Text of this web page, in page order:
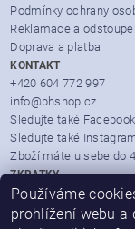
Podmínky ochrany
Reklamace a
Doprava a platba
KONTAKT
+420 604 772 997
info@phshop.cz
Sledujte také Facebook
Sledujte také
Zboží máte u sebe do
ZKRATKY
Zboží dle značek
Partner Mall.cz
Používáme
prohlížení webu a